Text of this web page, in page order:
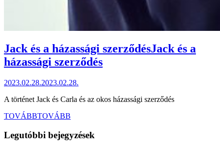
Jack és a házassági szerződésJack és a
házassági szerződés
2023.02.28.2023.02.28.
A történet Jack és Carla és az okos házassági szerződés
TOVÁBBTOVÁBB
Legutóbbi bejegyzések